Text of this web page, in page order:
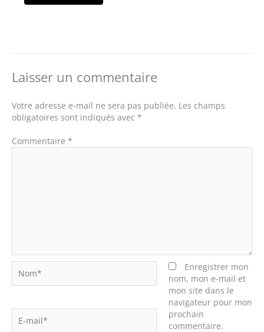
Laisser un commentaire
Votre adresse e-mail ne sera pas publiée. Les champs
obligatoires sont indiqués avec *
Commentaire *
mail*
Enregistrer mon
nom, mon e-mail et
mon site dans le
navigateur pour mon
prochain
commentaire.